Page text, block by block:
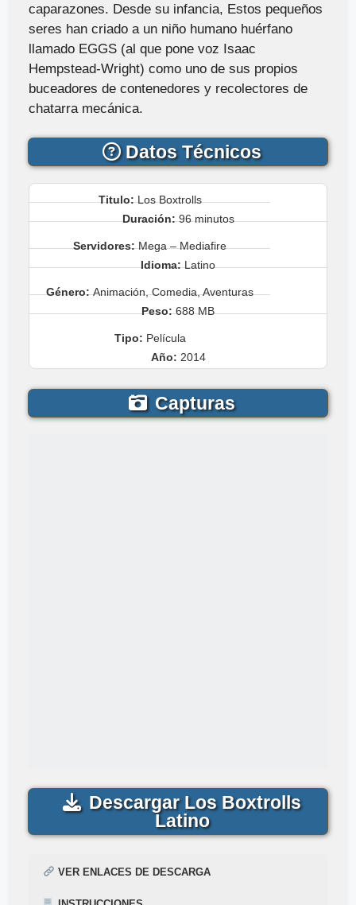
caparazones. Desde su infancia, Estos pequeños
seres han criado a un niño humano huérfano
llamado EGGS (al que pone voz Isaac
Hempstead-Wright) como uno de sus propios
buceadores de contenedores y recolectores de
chatarra mecánica.
Datos Técnicos
Titulo:Los Boxtrolls
Duración:96 minutos
Servidores:Mega – Mediafire
Idioma:Latino
Género:Animación, Comedia, Aventuras
Peso:688 MB
Tipo: Película
Año: 2014
Capturas
Descargar Los Boxtrolls
Latino
VER ENLACES DE DESCARGA